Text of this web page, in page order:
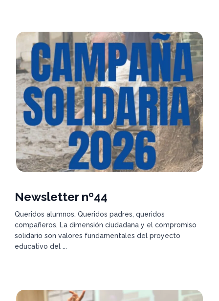
Newsletter nº44
Queridos alumnos, Queridos padres, queridos
compañeros, La dimensión ciudadana y el compromiso
solidario son valores fundamentales del proyecto
educativo del ...